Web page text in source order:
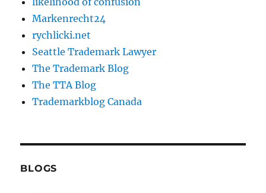
Markenrecht24
rychlicki.net
Seattle Trademark Lawyer
The Trademark Blog
The TTA Blog
Trademarkblog Canada
BLOGS